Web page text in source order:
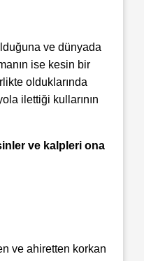
ve dünyada
ise kesin bir
olduklarında
ilettiği kullarının
ve kalpleri ona
ve ahiretten korkan